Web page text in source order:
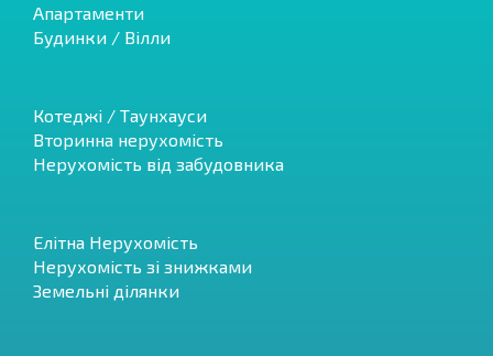
Апартаменти
Будинки / Вілли
Котеджі / Таунхауси
Вторинна нерухомість
Нерухомість від забудовника
Елітна Нерухомість
Нерухомість зі знижками
Земельні ділянки